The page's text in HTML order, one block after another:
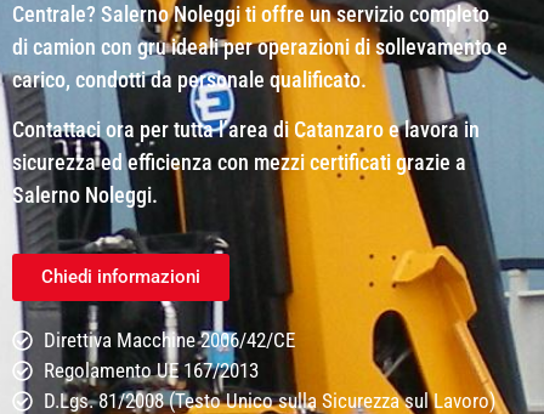
Centrale? Salerno Noleggi ti offre un servizio completo
di camion con gru ideali per operazioni di sollevamento e
carico, condotti da personale qualificato.
Contattaci ora per tutta l’area di Catanzaro e lavora in
sicurezza ed efficienza con mezzi certificati grazie a
Salerno Noleggi.
Chiedi informazioni
Direttiva Macchine 2006/42/CE
Regolamento UE 167/2013
D.Lgs. 81/2008 (Testo Unico sulla Sicurezza sul Lavoro)